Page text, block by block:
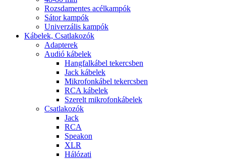
Rozsdamentes acélkampók
Sátor kampók
Univerzális kampók
Kábelek, Csatlakozók
Adapterek
Audió kábelek
Hangfalkábel tekercsben
Jack kábelek
Mikrofonkábel tekercsben
RCA kábelek
Szerelt mikrofonkábelek
Csatlakozók
Jack
RCA
Speakon
XLR
Hálózati